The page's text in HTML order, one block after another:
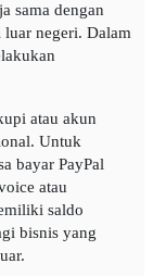
sama dengan
luar negeri. Dalam
atau akun
Untuk
bayar PayPal
atau
saldo
bisnis yang